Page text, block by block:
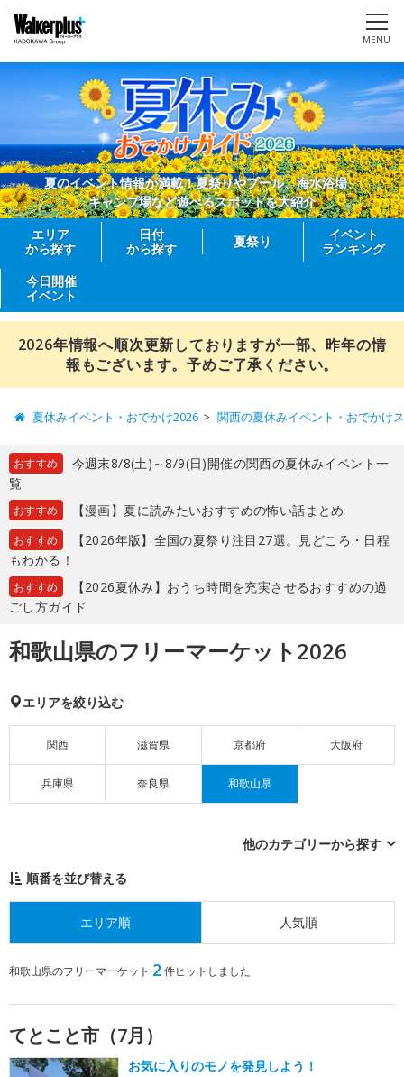
MENU
夏のイベント情報が満載！夏祭りやプール、海水浴場、
キャンプ場など遊べるスポットを大紹介
エリア
から探す
日付
から探す
夏祭り
イベント
ランキング
今日開催
イベント
2026年情報へ順次更新しておりますが一部、昨年の情
報もございます。予めご了承ください。
夏休みイベント・おでかけ2026 関西の夏休みイベント・おでかけ
おすすめ
今週末8/8(土)～8/9(日)開催の関西の夏休みイベント一
覧
おすすめ 【漫画】夏に読みたいおすすめの怖い話まとめ
おすすめ
【2026年版】全国の夏祭り注目27選。見どころ・日程
もわかる！
おすすめ
【2026夏休み】おうち時間を充実させるおすすめの過
ごし方ガイド
和歌山県のフリーマーケット2026
エリアを絞り込む
関西 滋賀県 京都府 大阪府
兵庫県 奈良県 和歌山県
他のカテゴリーから探す
順番を並び替える
エリア順 人気順
和歌山県のフリーマーケット 2件ヒットしました
てとこと市（7月）
お気に入りのモノを発見しよう！